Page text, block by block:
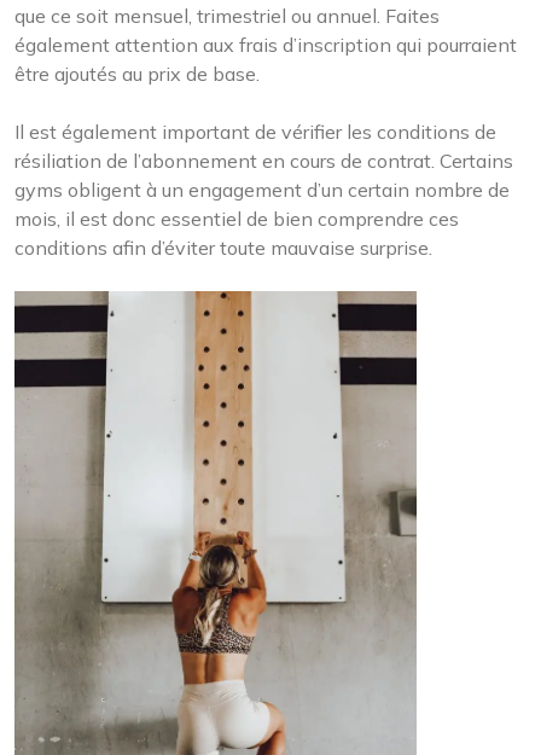
que ce soit mensuel, trimestriel ou annuel. Faites
également attention aux frais d’inscription qui pourraient
être ajoutés au prix de base.
Il est également important de vérifier les conditions de
résiliation de l’abonnement en cours de contrat. Certains
gyms obligent à un engagement d’un certain nombre de
mois, il est donc essentiel de bien comprendre ces
conditions afin d’éviter toute mauvaise surprise.